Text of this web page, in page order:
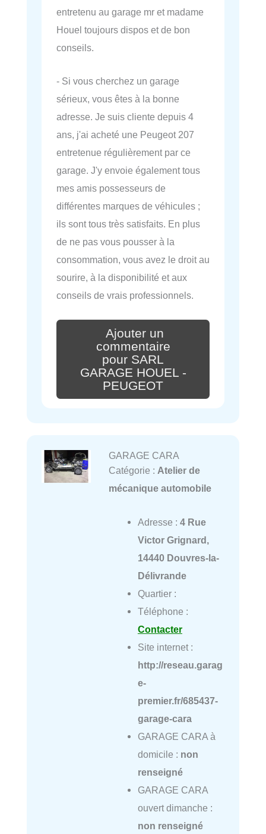
entretenu au garage mr et madame
Houel toujours dispos et de bon
conseils.
- Si vous cherchez un garage
sérieux, vous êtes à la bonne
adresse. Je suis cliente depuis 4
ans, j'ai acheté une Peugeot 207
entretenue régulièrement par ce
garage. J'y envoie également tous
mes amis possesseurs de
différentes marques de véhicules ;
ils sont tous très satisfaits. En plus
de ne pas vous pousser à la
consommation, vous avez le droit au
sourire, à la disponibilité et aux
conseils de vrais professionnels.
Ajouter un
commentaire
pour SARL
GARAGE HOUEL -
PEUGEOT
GARAGE CARA
Catégorie : Atelier de
mécanique automobile
Adresse : 4 Rue
Victor Grignard,
14440 Douvres-la-
Délivrande
Quartier :
Téléphone :
Contacter
Site internet :
http://reseau.garag
e-
premier.fr/685437-
garage-cara
GARAGE CARA à
domicile : non
renseigné
GARAGE CARA
ouvert dimanche :
non renseigné